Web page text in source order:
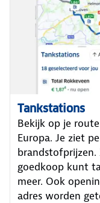
Tankstations
Bekijk op je
Europa. Je ziet
brandstofprijzen.
goedkoop kunt
meer. Ook
adres worden